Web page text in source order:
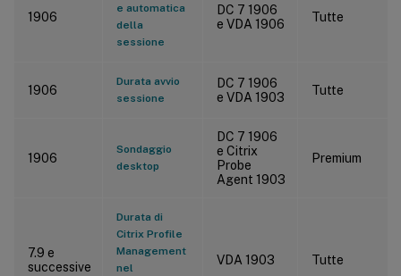
1906
e automatica
della
sessione
DC 7 1906
e VDA 1906
Tutte
1906
Durata avvio
sessione
DC 7 1906
e VDA 1903
Tutte
1906
Sondaggio
desktop
DC 7 1906
e Citrix
Probe
Agent 1903
Premium
7.9 e
successive
Durata di
Citrix Profile
Management
nel
VDA 1903 Tutte